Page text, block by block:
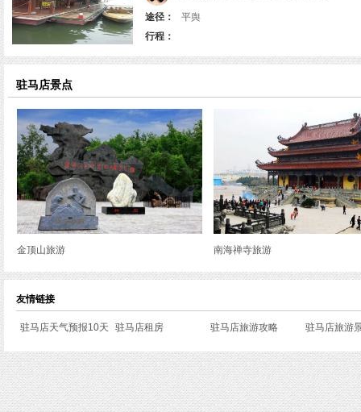
途径：
平舆
行程：
驻马店景点
金顶山旅游 南海禅寺旅游
友情链接
驻马店天气预报10天 驻马店租房 驻马店旅游攻略 驻马店旅游